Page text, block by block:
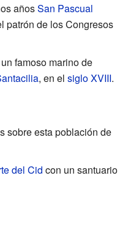
añosSan Pascual
patrón de los Congresos
famoso marino de
, en el siglo XVIII.
sobre esta población de
del Cid con un santuario